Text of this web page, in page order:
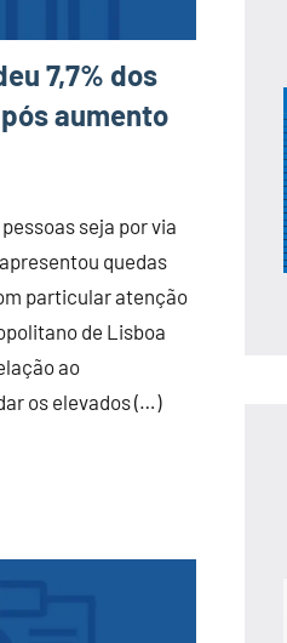
7,7% dos
aumento
seja por via
quedas
particular atenção
de Lisboa
ao
os elevados (…)